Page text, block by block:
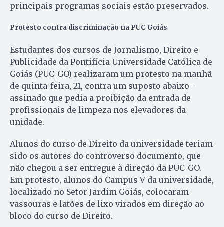
principais programas sociais estão preservados.
Protesto contra discriminação na PUC Goiás
Estudantes dos cursos de Jornalismo, Direito e
Publicidade da Pontifícia Universidade Católica de
Goiás (PUC-GO) realizaram um protesto na manhã
de quinta-feira, 21, contra um suposto abaixo-
assinado que pedia a proibição da entrada de
profissionais de limpeza nos elevadores da
unidade.
Alunos do curso de Direito da universidade teriam
sido os autores do controverso documento, que
não chegou a ser entregue à direção da PUC-GO.
Em protesto, alunos do Campus V da universidade,
localizado no Setor Jardim Goiás, colocaram
vassouras e latões de lixo virados em direção ao
bloco do curso de Direito.